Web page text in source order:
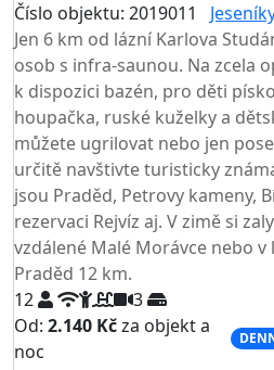
Číslo objektu: 2019011
Jen 6 km od lázní Karlova
osob s infra-saunou. Na zcela
k dispozici bazén, pro děti
houpačka, ruské kuželky a
můžete ugrilovat nebo jen
určitě navštivte turisticky
jsou Praděd, Petrovy kameny,
rezervaci Rejvíz aj. V zimě si
vzdálené Malé Morávce nebo v
Praděd 12 km.
12
3
Od: 2.140 Kčza objekt a
noc